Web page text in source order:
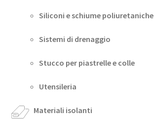
Siliconi e schiume poliuretaniche
Sistemi di drenaggio
Stucco per piastrelle e colle
Utensileria
Materiali isolanti